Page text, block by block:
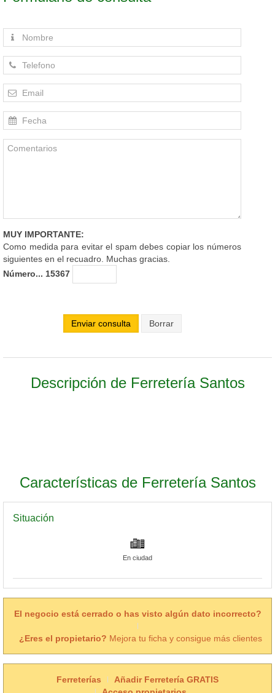
MUY IMPORTANTE:
Como medida para evitar el spam debes copiar los números
siguientes en el recuadro. Muchas gracias.
Número... 15367
Enviar consulta
Descripción de Ferretería Santos
Características de Ferretería Santos
Situación
En ciudad
El negocio está cerrado o has visto algún dato incorrecto?
¿Eres el propietario? Mejora tu ficha y consigue más clientes
Ferreterías
Añadir Ferretería GRATIS